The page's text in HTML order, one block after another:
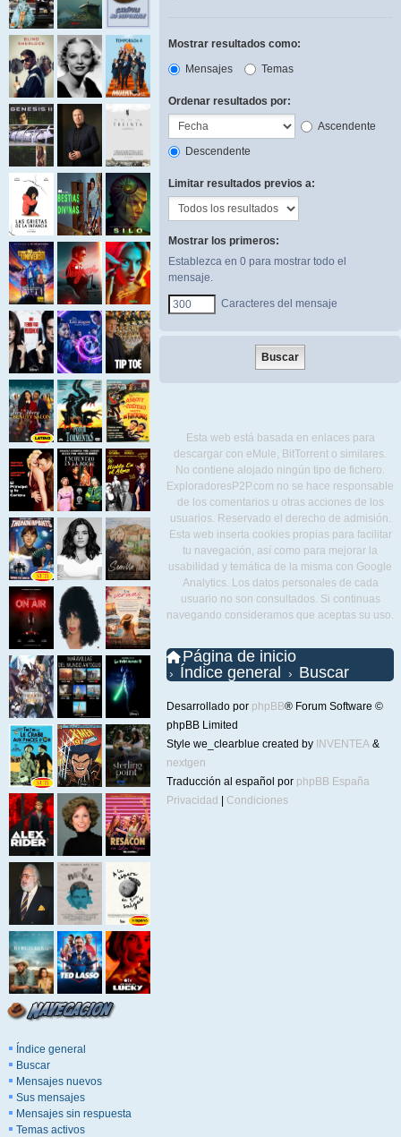
Índice general
Buscar
Mensajes nuevos
Sus mensajes
Mensajes sin respuesta
Temas activos
Mostrar resultados como:
Mensajes
Temas
Ordenar resultados por:
Ascendente
Descendente
Limitar resultados previos a:
Mostrar los primeros:
Establezca en 0 para mostrar todo el
mensaje.
Caracteres del mensaje
Esta web está basada en enlaces para
descargar con eMule, BitTorrent o similares.
No contiene alojado ningún tipo de fichero.
ExploradoresP2P.com no se hace responsable
de los comentarios u otras acciones de los
usuarios. Reservado el derecho de admisión.
Esta web inserta cookies propias para facilitar
tu navegación, así como para mejorar la
usabilidad y temática de la misma con Google
Analytics. Los datos personales de cada
usuario no son consultados. Si continuas
navegando consideramos que aceptas su uso.
Página de inicio
Índice general
Buscar
Desarrollado por phpBB® Forum Software ©
phpBB Limited
Style we_clearblue created by INVENTEA &
nextgen
Traducción al español por phpBB España
Privacidad
Condiciones